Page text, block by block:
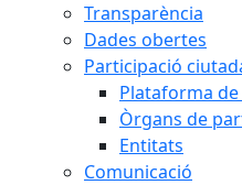
Transparència
Dades obertes
Participació
Plataforma
Òrgans de
Entitats
Comunicació